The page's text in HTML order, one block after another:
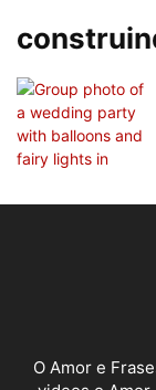
O Amor e